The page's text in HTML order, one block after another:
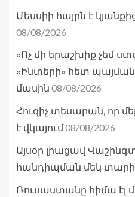
Մեսսիի հայրն է
08/08/2026
«Ոչ մի երաշխիք չեմ
«Ինտերի» հետ
մասին 08/08/2026
Հուզիչ տեսարան, որ
է վկայում08/08/2026
Այսօր լրացավ
հանդիպման մեկ
Ռուսաստանը հիմա էլ